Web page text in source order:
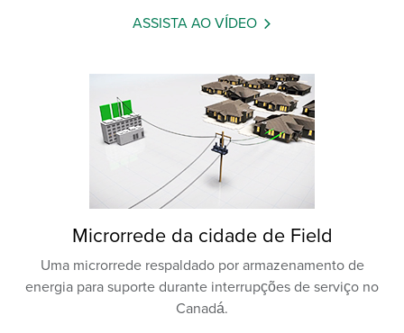
ASSISTA AO VÍDEO
Microrrede da cidade de Field
Uma microrrede respaldado por armazenamento de
energia para suporte durante interrupções de serviço no
Canadá.